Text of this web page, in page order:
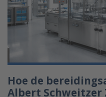
Hoe de
Albert